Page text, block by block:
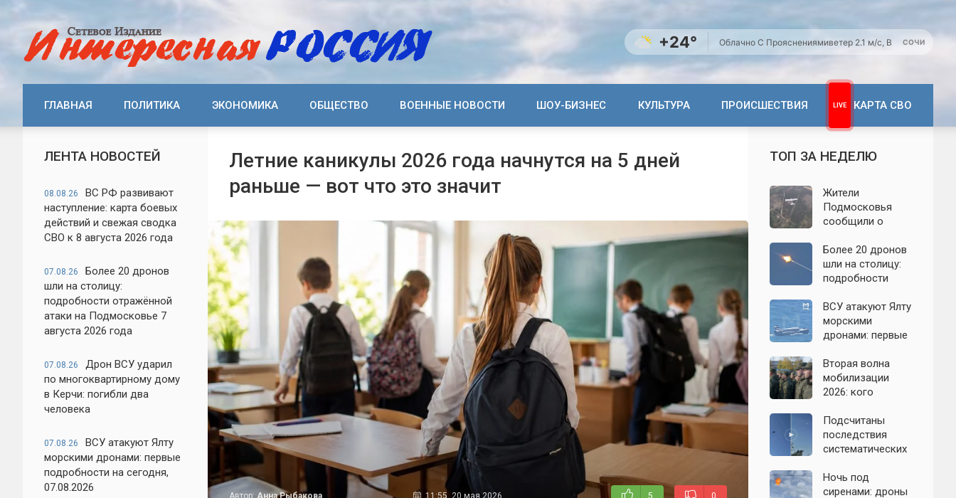
+24° Облачно С Прояснениямиветер 2.1 м/с, В СОЧИ
ГЛАВНАЯ ПОЛИТИКА ЭКОНОМИКА ОБЩЕСТВО ВОЕННЫЕ НОВОСТИ ШОУ-БИЗНЕС КУЛЬТУРА ПРОИСШЕСТВИЯ КАРТА СВО
ЛЕНТА НОВОСТЕЙ
08.08.26
ВС РФ развивают
наступление: карта боевых
действий и свежая сводка
СВО к 8 августа 2026 года
07.08.26
Более 20 дронов
шли на столицу:
подробности отражённой
атаки на Подмосковье 7
августа 2026 года
07.08.26
Дрон ВСУ ударил
по многоквартирному дому
в Керчи: погибли два
человека
07.08.26
ВСУ атакуют Ялту
морскими дронами: первые
подробности на сегодня,
07.08.2026
Летние каникулы 2026 года начнутся на 5 дней
раньше — вот что это значит
Автор: Анна Рыбакова 11:55, 20 мая 2026 5 0
ТОП ЗА НЕДЕЛЮ
Жители
Подмосковья
сообщили о
обнародованы
подробности о
налёте
августа
Более 20 дронов
шли на столицу:
подробности
атаки на
Подмосковье 7
августа 2026 года
ВСУ атакуют Ялту
морскими
дронами: первые
сегодня,
07.08.2026
Вторая волна
мобилизации
2026: кого
ли реальные
признаки
Подсчитаны
последствия
систематических
Ленинградскую
область: что
Ночь под
сиренами: дроны